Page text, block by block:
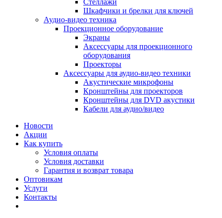
Стеллажи
Шкафчики и брелки для ключей
Аудио-видео техника
Проекционное оборудование
Экраны
Аксессуары для проекционного
оборудования
Проекторы
Аксессуары для аудио-видео техники
Акустические микрофоны
Кронштейны для проекторов
Кронштейны для DVD акустики
Кабели для аудио/видео
Новости
Акции
Как купить
Условия оплаты
Условия доставки
Гарантия и возврат товара
Оптовикам
Услуги
Контакты